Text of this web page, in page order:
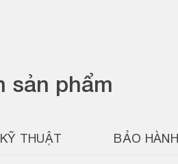
sản phẩm
THUẬT BẢO HÀNH